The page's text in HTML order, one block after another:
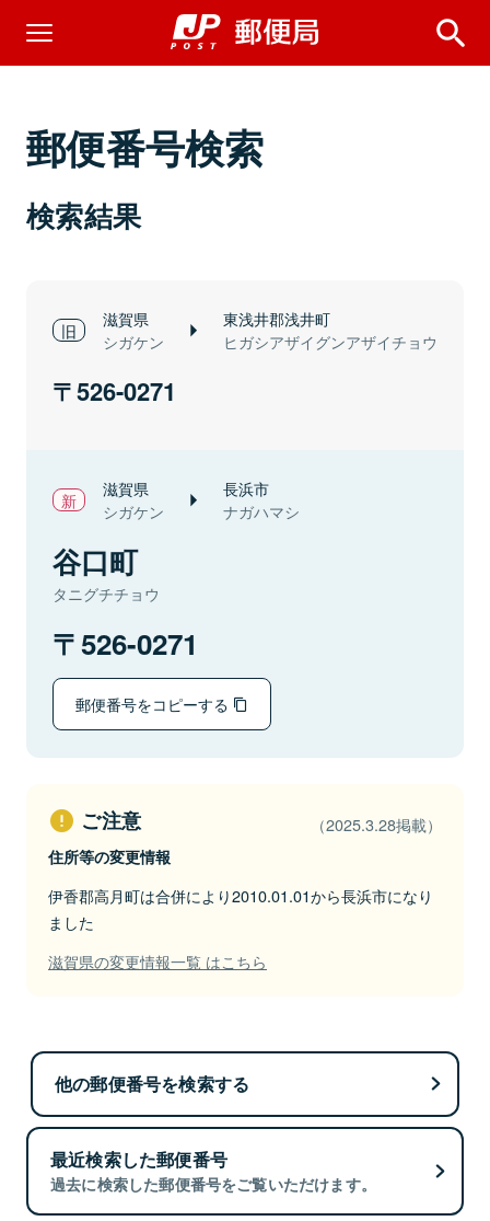
郵便番号検索
検索結果
滋賀県
シガケン
東浅井郡浅井町
ヒガシアザイグンアザイチョウ
526-0271
滋賀県
シガケン
長浜市
ナガハマシ
谷口町
タニグチチョウ
526-0271
郵便番号をコピーする
ご注意 （2025.3.28掲載）
住所等の変更情報
伊香郡高月町は合併により2010.01.01から長浜市になり
ました
滋賀県の変更情報一覧 はこちら
他の郵便番号を検索する
最近検索した郵便番号
過去に検索した郵便番号をご覧いただけます。